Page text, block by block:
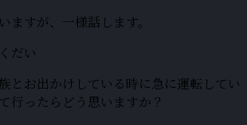
ますが、一様話します。
だい
とお出かけしている時に急に運転してい
行ったらどう思いますか？